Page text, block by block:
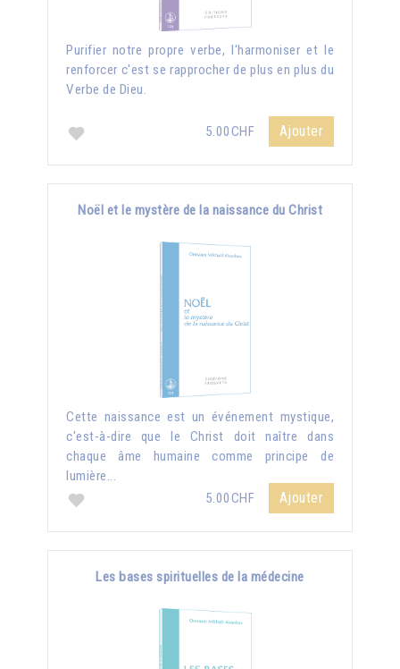
Purifier notre propre verbe, l'harmoniser et le
renforcer c'est se rapprocher de plus en plus du
Verbe de Dieu.
5.00CHF Ajouter
Noël et le mystère de la naissance du Christ
Cette naissance est un événement mystique,
c'est-à-dire que le Christ doit naître dans
chaque âme humaine comme principe de
lumière...
5.00CHF
Ajouter
Les bases spirituelles de la médecine